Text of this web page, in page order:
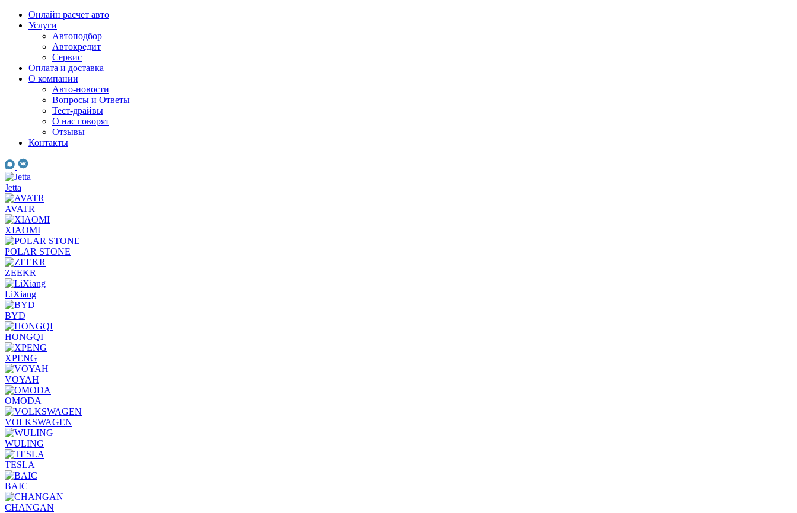
Skip
Онлайн расчет авто
Услуги
Автоподбор
Автокредит
Сервис
Оплата и доставка
О компании
Авто-новости
Вопросы и Ответы
Тест-драйвы
О нас говорят
Отзывы
Контакты
Jetta
AVATR
XIAOMI
POLAR STONE
ZEEKR
LiXiang
BYD
HONGQI
XPENG
VOYAH
OMODA
VOLKSWAGEN
WULING
TESLA
BAIC
CHANGAN